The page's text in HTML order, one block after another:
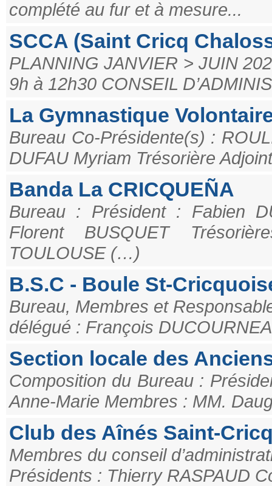
complété au fur et à mesure...
SCCA (Saint Cricq
PLANNING JANVIER > JUIN
9h à 12h30 CONSEIL
La Gymnastique
Bureau Co-Présidente(s) :
DUFAU Myriam Trésorière
Banda La CRICQUEÑA
Bureau : Président : Fabien
Florent BUSQUET
TOULOUSE (…)
B.S.C - Boule St-
Bureau, Membres et
délégué : François
Section locale des
Composition du Bureau :
Anne-Marie Membres : MM.
Club des Aînés Saint-
Membres du conseil
Présidents : Thierry RASPAUD